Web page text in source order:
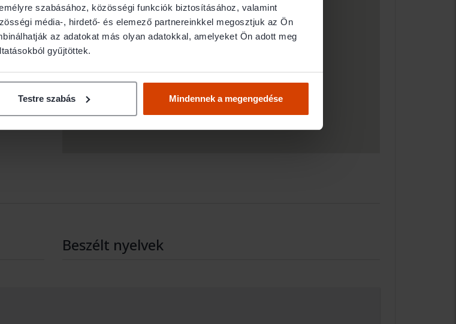
szabásához, közösségi funkciók biztosításához, valamint
média-, hirdető- és elemező partnereinkkel megosztjuk az Ön
az adatokat más olyan adatokkal, amelyeket Ön adott meg
gyűjtöttek.
Testre szabás Mindennek a megengedése
Beszélt nyelvek